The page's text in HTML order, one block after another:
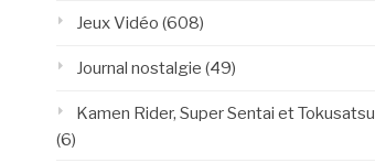
Jeux Vidéo (608)
Journal nostalgie (49)
Kamen Rider, Super Sentai et Tokusatsu
(6)